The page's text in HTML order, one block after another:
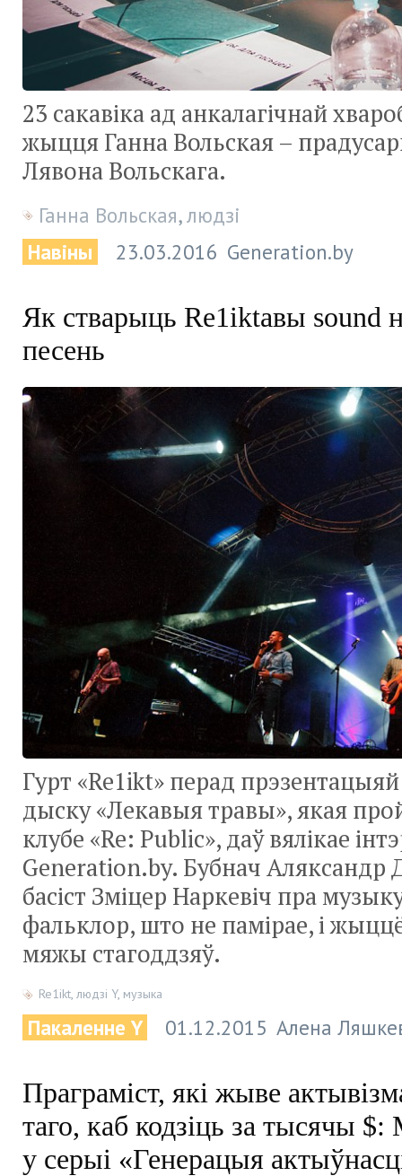
23 сакавіка ад анкалагічнай
жыцця Ганна Вольская –
Лявона Вольскага.
Ганна Вольская,людзі
Навіны
23.03.2016 Generation.by
Як стварыць Re1iktавы sound
песень
Гурт «Re1ikt» перад
дыску «Лекавыя травы», якая
клубе «Re: Public», даў вялікае
Generation.by. Бубнач Аляксандр
басіст Зміцер Наркевіч пра
фальклор, што не памірае, і
мяжы стагоддзяў.
Re1ikt людзі Y, музыка
Пакаленне Y 01.12.2015 Алена
Праграміст, які жыве
таго, каб кодзіць за тысячы $:
у серыі «Генерацыя